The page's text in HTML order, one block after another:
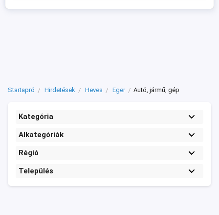
utánfutóinkkal! Kérhető ...
Startapró Hirdetések Heves Eger Autó, jármű, gép
Kategória
Alkategóriák
Régió
Település